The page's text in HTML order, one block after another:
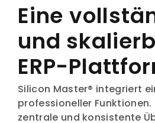
Eine
und
ERP-
Silicon Master® integriert
professioneller Funktionen.
zentrale und konsistente